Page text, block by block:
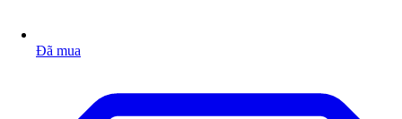
Đã mua